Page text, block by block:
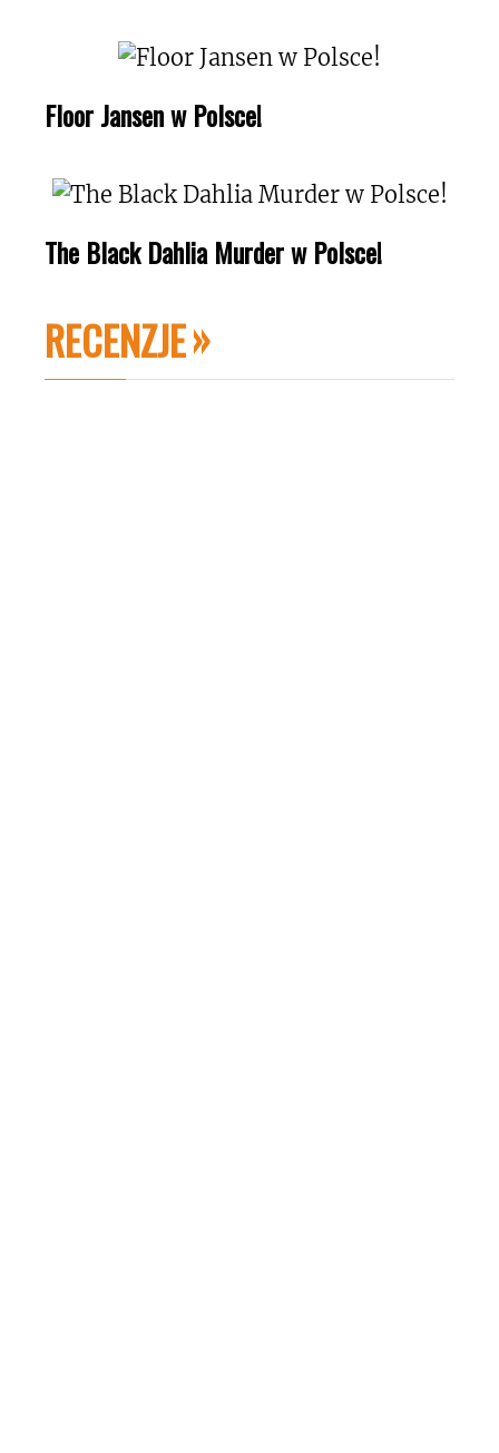
Floor Jansen w Polsce!
The Black Dahlia Murder w Polsce!
RECENZJE